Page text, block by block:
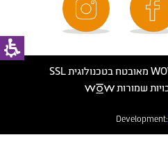
Development: